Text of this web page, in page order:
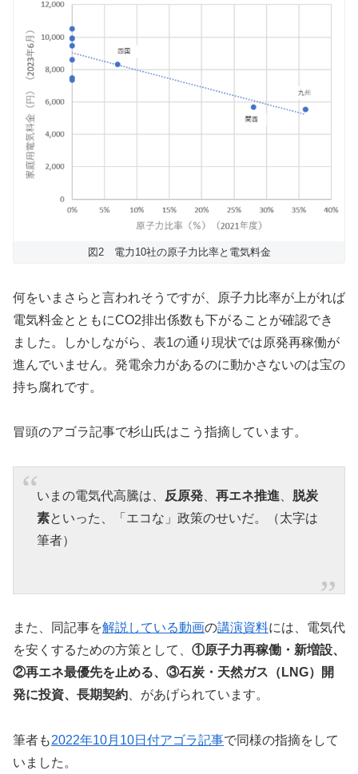
図2 電力10社の原子力比率と電気料金
何をいまさらと言われそうですが、原子力比率が上がれば
電気料金とともにCO2排出係数も下がることが確認でき
ました。しかしながら、表1の通り現状では原発再稼働が
進んでいません。発電余力があるのに動かさないのは宝の
持ち腐れです。
冒頭のアゴラ記事で杉山氏はこう指摘しています。
いまの電気代高騰は、 反原発、 再エネ推進、 脱炭
素といった、「エコな」政策のせいだ。（太字は
筆者）
また、同記事を解説している動画の講演資料には、電気代
を安くするための方策として、 ①原子力再稼働・新増設、
②再エネ最優先を止める、③石炭・天然ガス（LNG）開
発に投資、長期契約、があげられています。
筆者も2022年10月10日付アゴラ記事で同様の指摘をして
いました。